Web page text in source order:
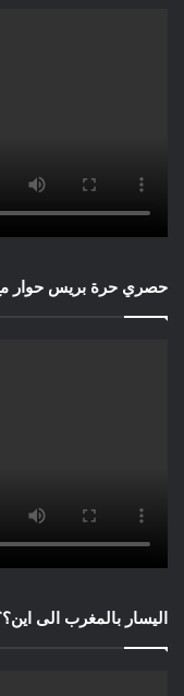
حصري حرة بريس حوار
اليسار بالمغرب الى